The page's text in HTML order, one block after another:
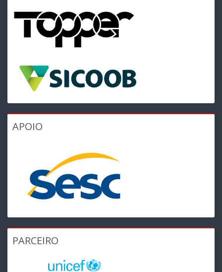
APOIO
PARCEIRO